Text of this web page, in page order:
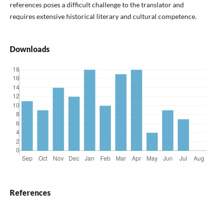
references poses a difficult challenge to the translator and
requires extensive historical literary and cultural competence.
Downloads
References